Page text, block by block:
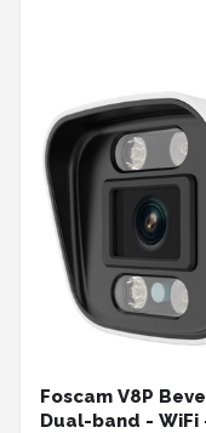
Foscam V8P
Dual-band -